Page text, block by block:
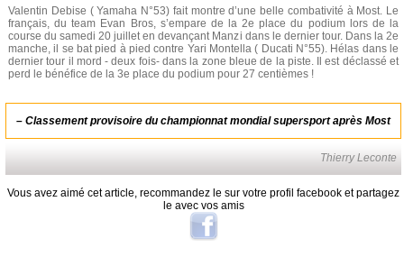
Valentin Debise ( Yamaha N°53) fait montre d’une belle combativité à Most. Le
français, du team Evan Bros, s’empare de la 2e place du podium lors de la
course du samedi 20 juillet en devançant Manzi dans le dernier tour. Dans la 2e
manche, il se bat pied à pied contre Yari Montella ( Ducati N°55). Hélas dans le
dernier tour il mord - deux fois- dans la zone bleue de la piste. Il est déclassé et
perd le bénéfice de la 3e place du podium pour 27 centièmes !
– Classement provisoire du championnat mondial supersport après Most
Thierry Leconte
Vous avez aimé cet article, recommandez le sur votre profil facebook et partagez
le avec vos amis